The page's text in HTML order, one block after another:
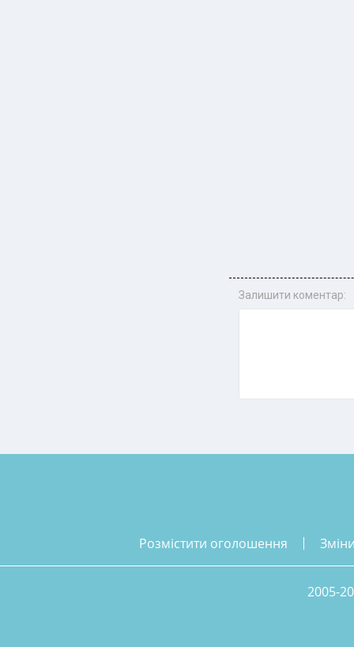
Залишити коментар:
розмістити оголошення
2005-